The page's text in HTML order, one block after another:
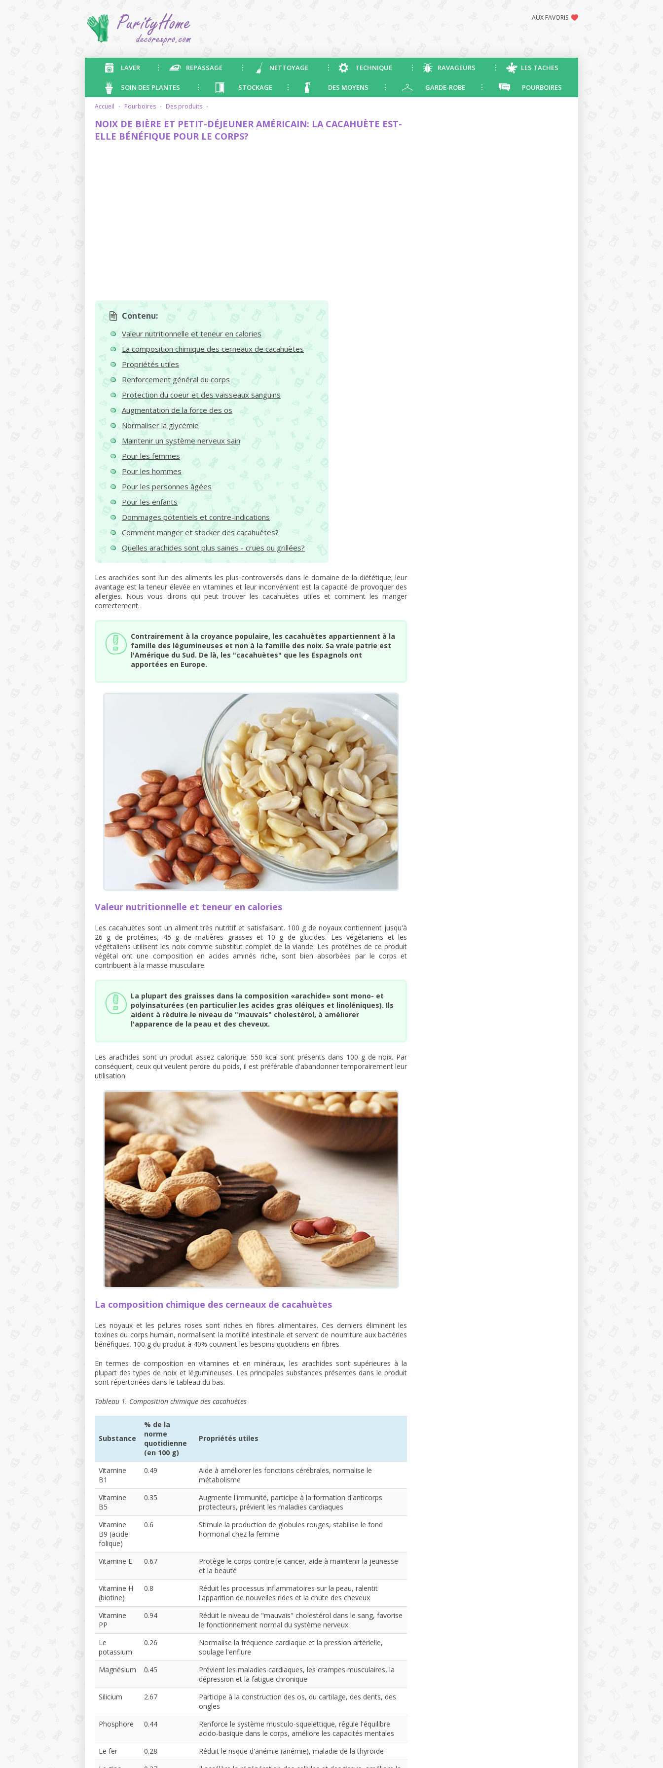
AUX FAVORIS
LAVER REPASSAGE NETTOYAGE TECHNIQUE RAVAGEURS LES TACHES
SOIN DES PLANTES STOCKAGE DES MOYENS GARDE-ROBE POURBOIRES
accueil · pourboires · des produits ·
NOIX DE BIÈRE ET PETIT-DÉJEUNER AMÉRICAIN: LA CACAHUÈTE EST-
ELLE BÉNÉFIQUE POUR LE CORPS?
Contenu:
Valeur nutritionnelle et teneur en calories
La composition chimique des cerneaux de cacahuètes
Propriétés utiles
Renforcement général du corps
Protection du coeur et des vaisseaux sanguins
Augmentation de la force des os
Normaliser la glycémie
Maintenir un système nerveux sain
Pour les femmes
Pour les hommes
Pour les personnes âgées
Pour les enfants
Dommages potentiels et contre-indications
Comment manger et stocker des cacahuètes?
Quelles arachides sont plus saines - crues ou grillées?
Les arachides sont l’un des aliments les plus controversés dans le domaine de la diététique; leur
avantage est la teneur élevée en vitamines et leur inconvénient est la capacité de provoquer des
allergies. Nous vous dirons qui peut trouver les cacahuètes utiles et comment les manger
correctement.
Contrairement à la croyance populaire, les cacahuètes appartiennent à la
famille des légumineuses et non à la famille des noix. Sa vraie patrie est
l'Amérique du Sud. De là, les "cacahuètes" que les Espagnols ont
apportées en Europe.
Valeur nutritionnelle et teneur en calories
Les cacahuètes sont un aliment très nutritif et satisfaisant. 100 g de noyaux contiennent jusqu'à
26 g de protéines, 45 g de matières grasses et 10 g de glucides. Les végétariens et les
végétaliens utilisent les noix comme substitut complet de la viande. Les protéines de ce produit
végétal ont une composition en acides aminés riche, sont bien absorbées par le corps et
contribuent à la masse musculaire.
La plupart des graisses dans la composition «arachide» sont mono- et
polyinsaturées (en particulier les acides gras oléiques et linoléniques). Ils
aident à réduire le niveau de "mauvais" cholestérol, à améliorer
l'apparence de la peau et des cheveux.
Les arachides sont un produit assez calorique. 550 kcal sont présents dans 100 g de noix. Par
conséquent, ceux qui veulent perdre du poids, il est préférable d'abandonner temporairement leur
utilisation.
La composition chimique des cerneaux de cacahuètes
Les noyaux et les pelures roses sont riches en fibres alimentaires. Ces derniers éliminent les
toxines du corps humain, normalisent la motilité intestinale et servent de nourriture aux bactéries
bénéfiques. 100 g du produit à 40% couvrent les besoins quotidiens en fibres.
En termes de composition en vitamines et en minéraux, les arachides sont supérieures à la
plupart des types de noix et légumineuses. Les principales substances présentes dans le produit
sont répertoriées dans le tableau du bas.
Tableau 1. Composition chimique des cacahuètes
Substance
% de la
norme
quotidienne
(en 100 g)
Propriétés utiles
Vitamine
B1
0.49
Aide à améliorer les fonctions cérébrales, normalise le
métabolisme
Vitamine
B5
0.35
Augmente l'immunité, participe à la formation d'anticorps
protecteurs, prévient les maladies cardiaques
Vitamine
B9 (acide
folique)
0.6
Stimule la production de globules rouges, stabilise le fond
hormonal chez la femme
Vitamine E 0.67
Protège le corps contre le cancer, aide à maintenir la jeunesse
et la beauté
Vitamine H
(biotine)
0.8
Réduit les processus inflammatoires sur la peau, ralentit
l'apparition de nouvelles rides et la chute des cheveux
Vitamine
PP
0.94
Réduit le niveau de "mauvais" cholestérol dans le sang, favorise
le fonctionnement normal du système nerveux
Le
potassium
0.26
Normalise la fréquence cardiaque et la pression artérielle,
soulage l'enflure
Magnésium
0.45
Prévient les maladies cardiaques, les crampes musculaires, la
dépression et la fatigue chronique
Silicium
2.67
Participe à la construction des os, du cartilage, des dents, des
ongles
Phosphore
0.44
Renforce le système musculo-squelettique, régule l'équilibre
acido-basique dans le corps, améliore les capacités mentales
Le fer
0.28
Réduit le risque d'anémie (anémie), maladie de la thyroïde